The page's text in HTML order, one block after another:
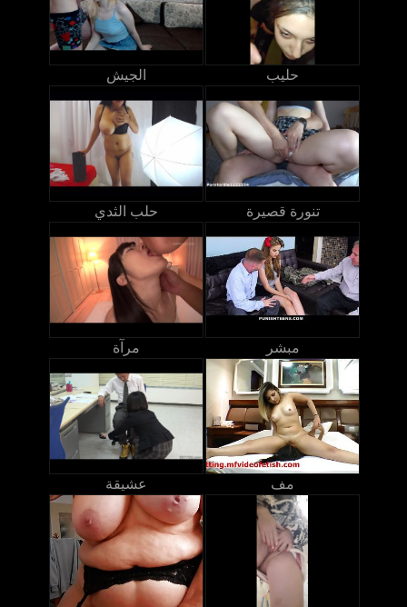
الجيش حليب
حلب الثدي تنورة قصيرة
مرآة مبشر
عشيقة مف